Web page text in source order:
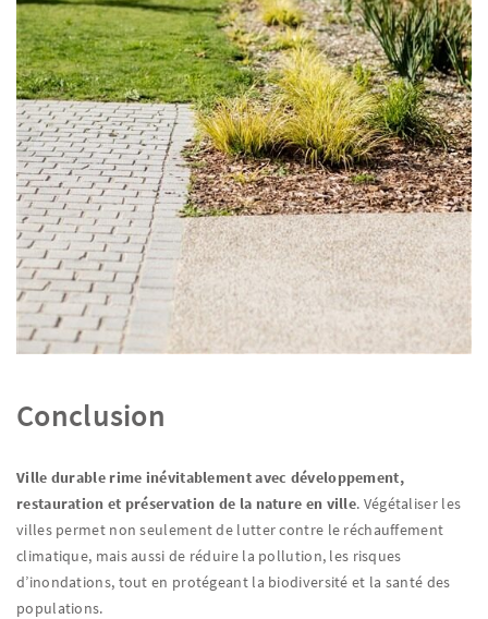
Conclusion
Ville durable rime inévitablement avec développement,
restauration et préservation de la nature en ville. Végétaliser les
villes permet non seulement de lutter contre le réchauffement
climatique, mais aussi de réduire la pollution, les risques
d’inondations, tout en protégeant la biodiversité et la santé des
populations.